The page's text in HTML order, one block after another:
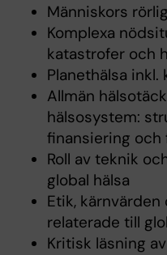
Människors
Komplexa
katastrofer och
Planethälsa
Allmän
hälsosystem:
finansiering och
Roll av teknik
global hälsa
Etik,
relaterade till
Kritisk läsning